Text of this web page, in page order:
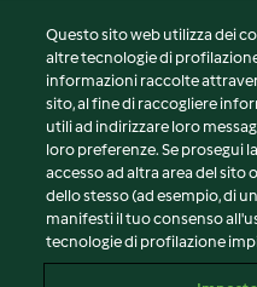
© Copyright 2026
Termini del servizio
Informativa sulla privacy
Avvertenze generali
Note legali
Questo sito web utilizza dei
altre tecnologie di
informazioni raccolte
sito, al fine di raccogliere
utili ad indirizzare loro
loro preferenze. Se prosegui
accesso ad altra area del sito
dello stesso (ad esempio, di
manifesti il tuo consenso
tecnologie di profilazione